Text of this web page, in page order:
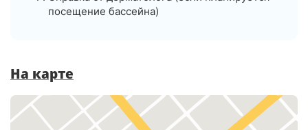
посещение бассейна)
На карте